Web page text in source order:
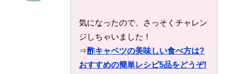
気になったので、さっそくチャレン
ジしちゃいました！
⇒酢キャベツの美味しい食べ方は?
おすすめの簡単レシピ5品をどうぞ!